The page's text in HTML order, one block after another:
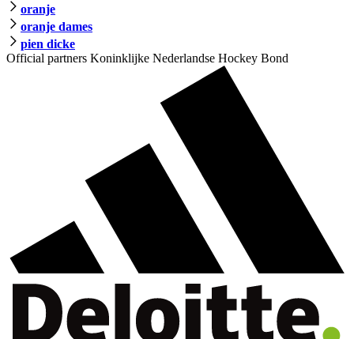
oranje
oranje dames
pien dicke
Official partners Koninklijke Nederlandse Hockey Bond